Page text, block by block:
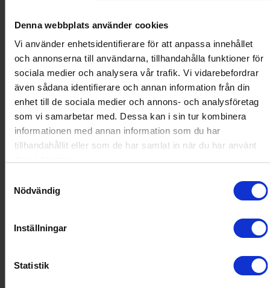
Denna webbplats använder cookies
Vi använder enhetsidentifierare för att anpassa innehållet
och annonserna till användarna, tillhandahålla funktioner för
sociala medier och analysera vår trafik. Vi vidarebefordrar
även sådana identifierare och annan information från din
enhet till de sociala medier och annons- och analysföretag
som vi samarbetar med. Dessa kan i sin tur kombinera
informationen med annan information som du har
tillhandahållit eller som de har samlat in när du har använt
Nödvändig
Inställningar
Statistik